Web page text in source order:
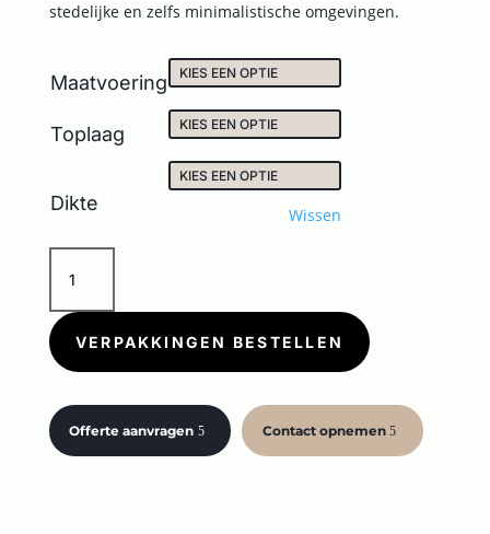
stedelijke en zelfs minimalistische omgevingen.
Maatvoering
Toplaag
Dikte
Wissen
CHIACCIO
aantal
VERPAKKINGEN BESTELLEN
Offerte aanvragen Contact opnemen